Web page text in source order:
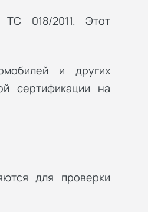
ТС 018/2011. Этот
и других
сертификации на
для проверки